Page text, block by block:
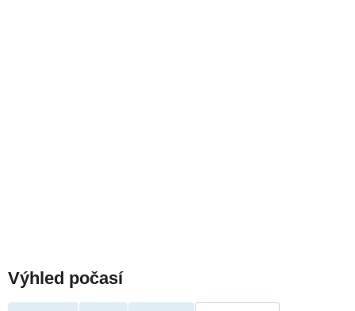
Výhled počasí